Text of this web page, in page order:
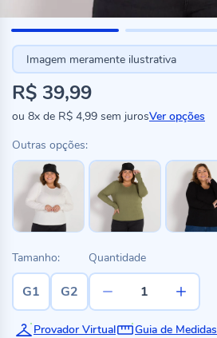
Imagem meramente ilustrativa
R$ 39,99
ou 8x de R$ 4,99 sem jurosVer opções
Outras opções:
Tamanho:
G1 G2
Quantidade
Provador Virtual Guia de Medidas